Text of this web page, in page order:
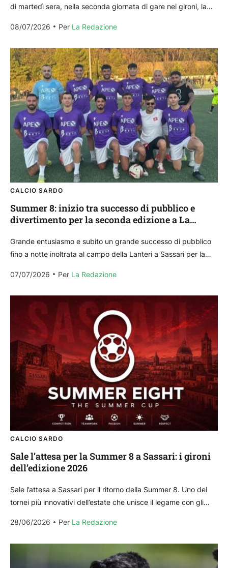
di martedì sera, nella seconda giornata di gare nei gironi, la
08/07/2026
Per La Redazione
CALCIO SARDO
Summer 8: inizio tra successo di pubblico e
divertimento per la seconda edizione a La
Grande entusiasmo e subito un grande successo di pubblico
fino a notte inoltrata al campo della Lanteri a Sassari per la
07/07/2026
Per La Redazione
CALCIO SARDO
Sale l’attesa per la Summer 8 a Sassari: i gironi
dell’edizione 2026
Sale l’attesa a Sassari per il ritorno della Summer 8. Uno dei
tornei più innovativi dell’estate che unisce il legame con gli
28/06/2026
Per La Redazione